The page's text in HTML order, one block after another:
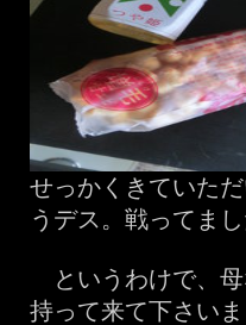
せっかくきていた
うデス。戦ってまし
というわけで、母
持って来て下さいま